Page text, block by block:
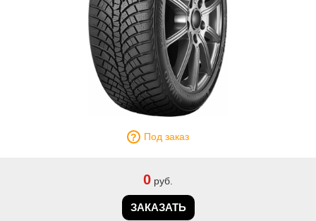
Под заказ
0 руб.
ЗАКАЗАТЬ